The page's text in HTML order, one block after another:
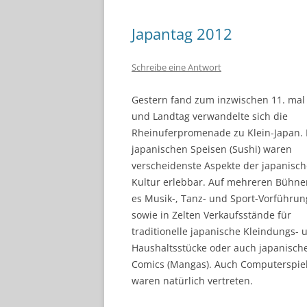
Japantag 2012
Schreibe eine Antwort
Gestern fand zum inzwischen 11.
und Landtag verwandelte sich die
Rheinuferpromenade zu Klein-Japan.
japanischen Speisen (Sushi) waren
verscheidenste Aspekte der
Kultur erlebbar. Auf mehreren
es Musik-, Tanz- und Sport-
sowie in Zelten Verkaufsstände für
traditionelle japanische Kleindungs-
Haushaltsstücke oder auch
Comics (Mangas). Auch
waren natürlich vertreten.